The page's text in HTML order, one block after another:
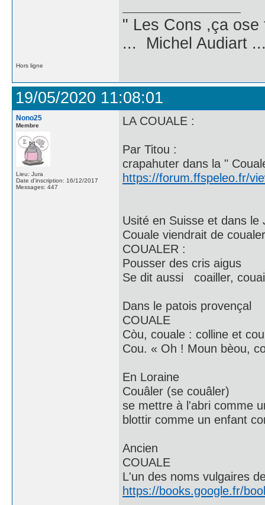
" Les Cons ,ça
... Michel Audiart
Hors ligne
19/05/2020 11:08:01
Nono25
Membre
Lieu: Jura
Date d'inscription: 16/12/2017
Messages: 447
LA COUALE :
Par Titou :
crapahuter dans la "
https://forum.ffspeleo.fr/
Usité en Suisse et dans le
Couale viendrait de coualer
COUALER :
Pousser des cris aigus
Se dit aussi coailler,
Dans le patois provençal
COUALE
Còu, couale : colline et cou
Cou. « Oh ! Moun bèou,
En Loraine
Couâler (se couâler)
se mettre à l'abri comme
blottir comme un enfant
Ancien
COUALE
L'un des noms vulgaires
https://books.google.fr/